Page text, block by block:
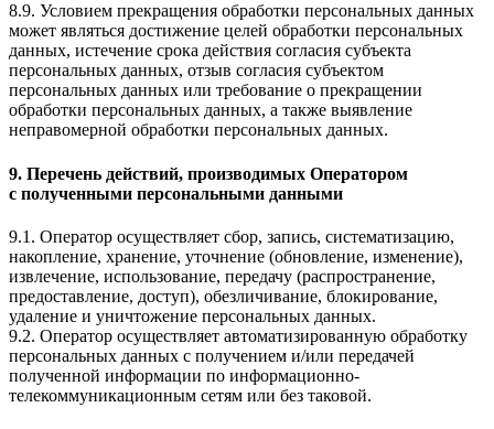
8.9. Условием прекращения обработки персональных данных
может являться достижение целей обработки персональных
данных, истечение срока действия согласия субъекта
персональных данных, отзыв согласия субъектом
персональных данных или требование о прекращении
обработки персональных данных, а также выявление
неправомерной обработки персональных данных.
9. Перечень действий, производимых Оператором
с полученными персональными данными
9.1. Оператор осуществляет сбор, запись, систематизацию,
накопление, хранение, уточнение (обновление, изменение),
извлечение, использование, передачу (распространение,
предоставление, доступ), обезличивание, блокирование,
удаление и уничтожение персональных данных.
9.2. Оператор осуществляет автоматизированную обработку
персональных данных с получением и/или передачей
полученной информации по информационно-
телекоммуникационным сетям или без таковой.